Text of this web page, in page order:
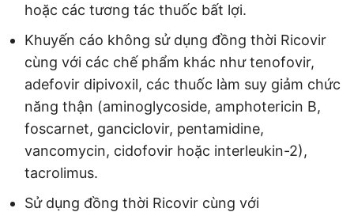
hoặc các tương tác thuốc bất lợi.
Khuyến cáo không sử dụng đồng thời Ricovir
cùng với các chế phẩm khác như tenofovir,
adefovir dipivoxil, các thuốc làm suy giảm chức
năng thận (aminoglycoside, amphotericin B,
foscarnet, ganciclovir, pentamidine,
vancomycin, cidofovir hoặc interleukin-2),
tacrolimus.
Sử dụng đồng thời Ricovir cùng với